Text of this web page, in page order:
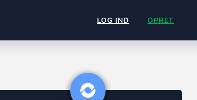
LOG IND OPRET